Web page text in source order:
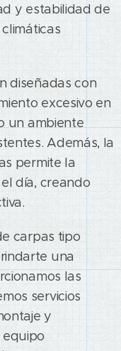
y estabilidad de
diseñadas con
excesivo en
un ambiente
Además, la
permite la
día, creando
carpas tipo
una
las
servicios
y
equipo